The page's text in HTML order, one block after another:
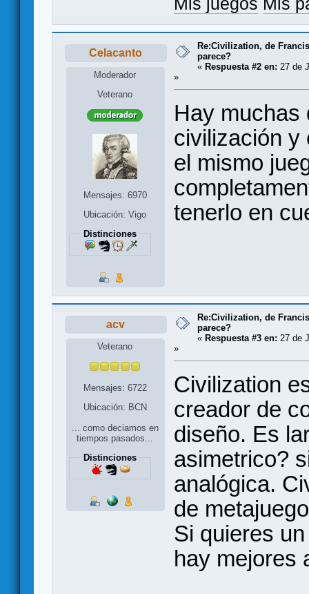
Mis juegos Mis
Celacanto
Moderador
Veterano
Mensajes: 6970
Ubicación: Vigo
Distinciones
Re:Civilization, de
parece?
« Respuesta #2 en: 27 de
»
Hay muchas
civilización y
el mismo
tenerlo en
acv
Veterano
Mensajes: 6722
Ubicación: BCN
... como deciamos en
tiempos pasados...
Distinciones
Re:Civilization, de
parece?
« Respuesta #3 en: 27 de
»
Civilization
creador de
diseño. Es
asimetrico?
analógica.
de
Si quieres
hay mejores